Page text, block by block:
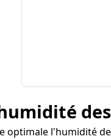
optimale l'humidité